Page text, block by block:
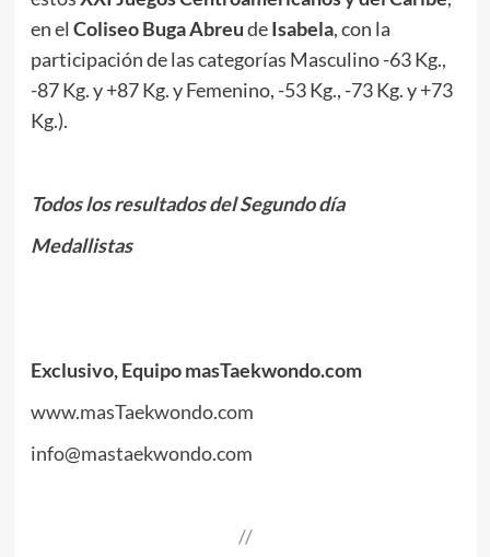
en el Coliseo BugaAbreudeIsabela, con la
participación de las categorías Masculino -63 Kg.,
-87 Kg. y +87 Kg. y Femenino, -53 Kg., -73 Kg. y +73
Kg.).
Todos los resultados del Segundo día
Medallistas
Exclusivo, Equipo masTaekwondo.com
www.masTaekwondo.com
info@mastaekwondo.com
//